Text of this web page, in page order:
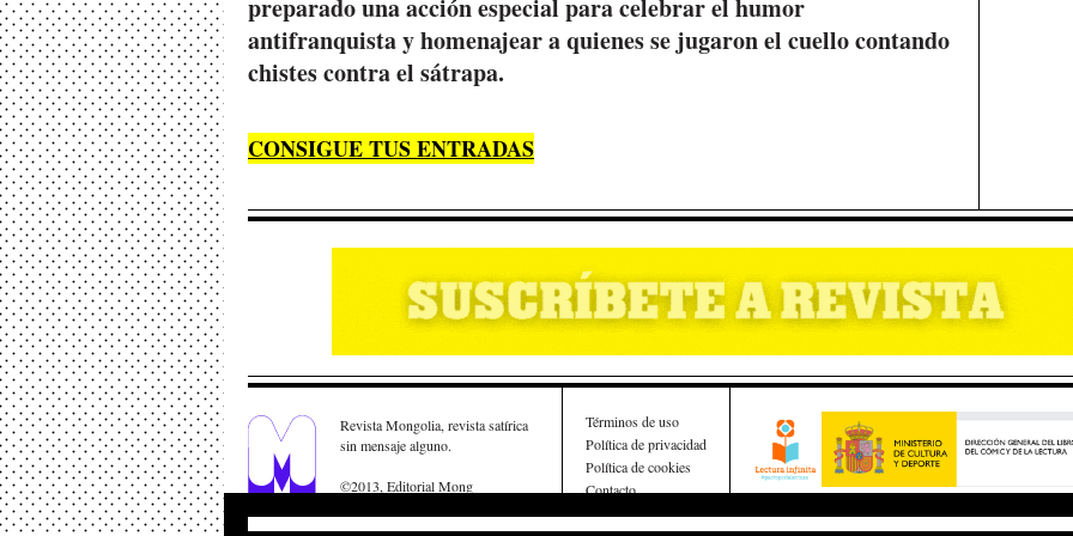
preparado una acción especial para celebrar el humor
antifranquista y homenajear a quienes se jugaron el cuello contando
chistes contra el sátrapa.
CONSIGUE TUS ENTRADAS
Revista Mongolia, revista satírica
sin mensaje alguno.
©2013, Editorial Mong
Términos de uso
Política de privacidad
Política de cookies
Contacto
de Cultura